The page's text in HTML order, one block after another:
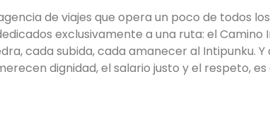
de viajes que opera un poco de todos
exclusivamente a una ruta: el Camino
cada subida, cada amanecer al Intipunku.
dignidad, el salario justo y el respeto,